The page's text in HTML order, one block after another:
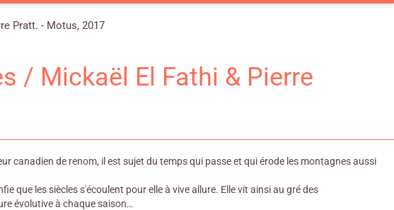
Pratt. - Motus, 2017
/ Mickaël El Fathi & Pierre
canadien de renom, il est sujet du temps qui passe et qui érode les montagnes aussi
que les siècles s'écoulent pour elle à vive allure. Elle vit ainsi au gré des
évolutive à chaque saison…